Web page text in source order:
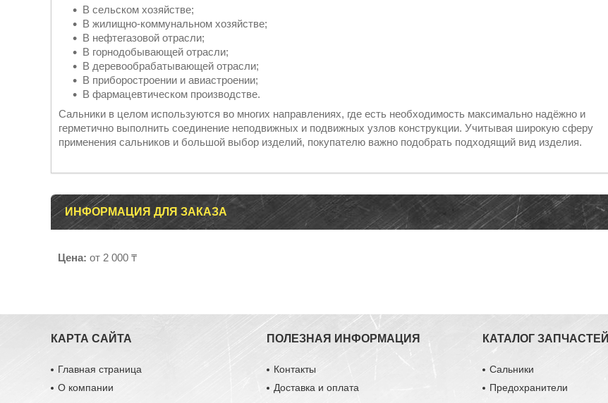
В сельском хозяйстве;
В жилищно-коммунальном хозяйстве;
В нефтегазовой отрасли;
В горнодобывающей отрасли;
В деревообрабатывающей отрасли;
В приборостроении и авиастроении;
В фармацевтическом производстве.
Сальники в целом используются во многих направлениях, где есть необходимость максимально надёжно и
герметично выполнить соединение неподвижных и подвижных узлов конструкции. Учитывая широкую сферу
применения сальников и большой выбор изделий, покупателю важно подобрать подходящий вид изделия.
ИНФОРМАЦИЯ ДЛЯ ЗАКАЗА
Цена: от 2 000 ₸
КАРТА САЙТА
Главная страница
О компании
ПОЛЕЗНАЯ ИНФОРМАЦИЯ
Контакты
Доставка и оплата
КАТАЛОГ ЗАПЧАСТЕЙ
Сальники
Предохранители